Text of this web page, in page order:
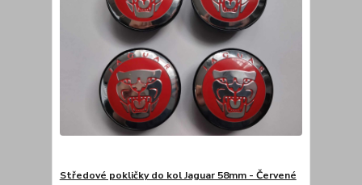
Středové pokličky do kol Jaguar 58mm - Červené